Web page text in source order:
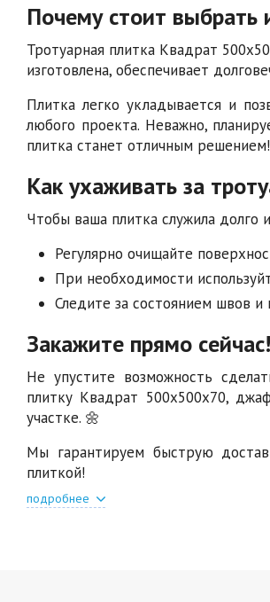
Почему стоит выбрать
Тротуарная плитка Квадрат
изготовлена, обеспечивает
Плитка легко укладывается и
любого проекта. Неважно,
плитка станет отличным
Как ухаживать за
Чтобы ваша плитка служила долго
Регулярно очищайте
При необходимости
Следите за состоянием швов
Закажите прямо сейчас!
Не упустите возможность
плитку Квадрат 500х500х70,
участке. 🌼
Мы гарантируем быструю
плиткой!
подробнее